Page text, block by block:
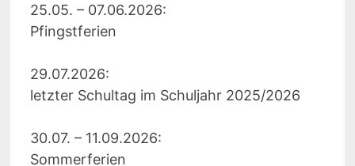
25.05. – 07.06.2026:
Pfingstferien
29.07.2026:
letzter Schultag im Schuljahr 2025/2026
30.07. – 11.09.2026:
Sommerferien